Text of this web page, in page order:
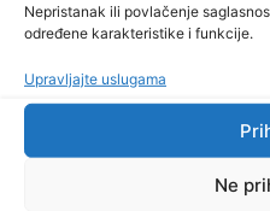
Nepristanak ili povlačenje
određene karakteristike i funkcije.
Upravljajte uslugama
Ne